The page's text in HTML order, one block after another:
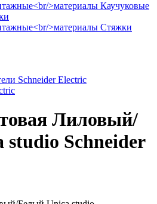
Каучуковые
Стяжки
Schneider Electric
Лиловый/
Schneider